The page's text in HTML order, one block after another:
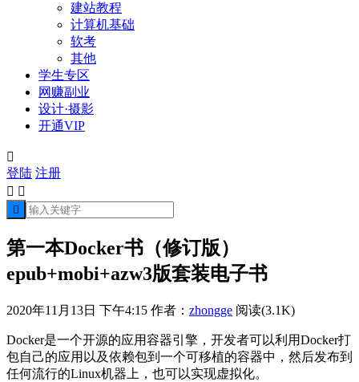
建站教程
计算机基础
软考
其他
学生专区
网赚副业
设计·摄影
开通VIP

登陆 注册
 

第一本Docker书（修订版）
epub+mobi+azw3版套装电子书
2020年11月13日 下午4:15 作者： zhongge 阅读(3.1K)
Docker是一个开源的应用容器引擎，开发者可以利用Docker打
包自己的应用以及依赖包到一个可移植的容器中，然后发布到
任何流行的Linux机器上，也可以实现虚拟化。